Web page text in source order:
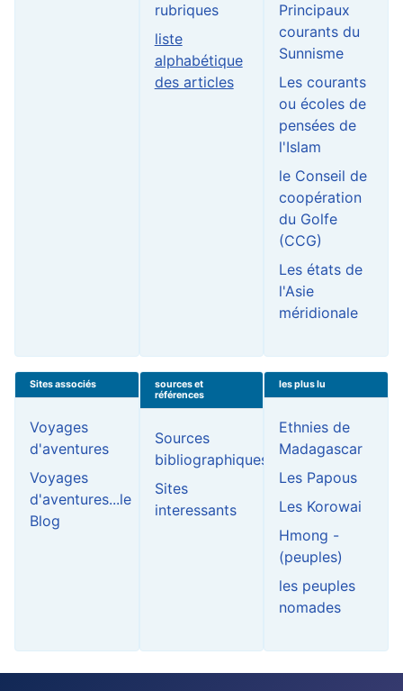
rubriques
liste
alphabétique
des articles
Principaux
courants du
Sunnisme
Les courants
ou écoles de
pensées de
l'Islam
le Conseil de
coopération
du Golfe
(CCG)
Les états de
l'Asie
méridionale
Sites associés
Voyages
d'aventures
Voyages
d'aventures...le
Blog
sources et
références
Sources
bibliographiques
Sites
interessants
les plus lu
Ethnies de
Madagascar
Les Papous
Les Korowai
Hmong -
(peuples)
les peuples
nomades